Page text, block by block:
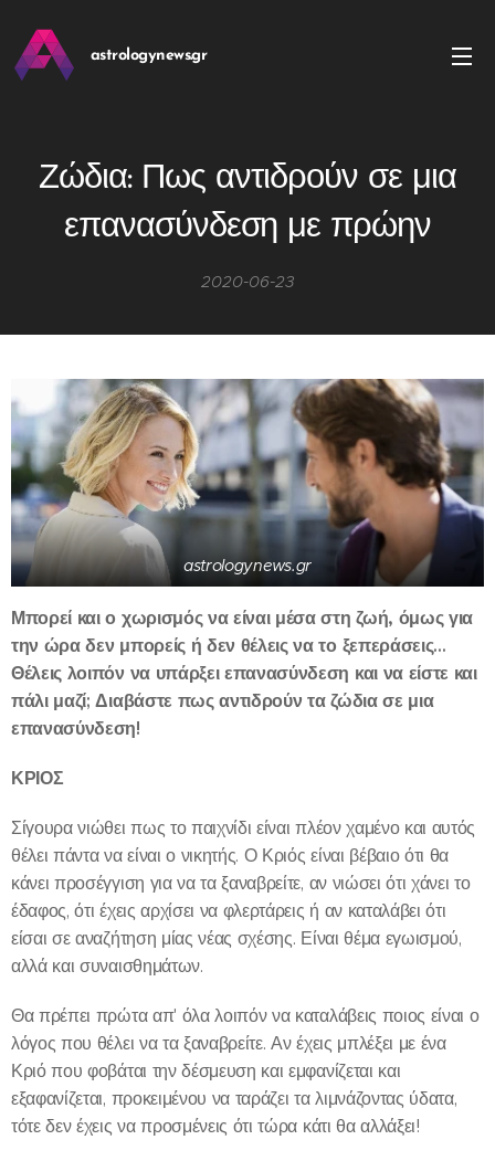
astrologynews.gr
Ζώδια: Πως αντιδρούν σε μια
επανασύνδεση με πρώην
2020-06-23
astrologynews.gr
Μπορεί και ο χωρισμός να είναι μέσα στη ζωή, όμως για
την ώρα δεν μπορείς ή δεν θέλεις να το ξεπεράσεις...
Θέλεις λοιπόν να υπάρξει επανασύνδεση και να είστε και
πάλι μαζί; Διαβάστε πως αντιδρούν τα ζώδια σε μια
επανασύνδεση!
ΚΡΙΟΣ
Σίγουρα νιώθει πως το παιχνίδι είναι πλέον χαμένο και αυτός
θέλει πάντα να είναι ο νικητής. Ο Κριός είναι βέβαιο ότι θα
κάνει προσέγγιση για να τα ξαναβρείτε, αν νιώσει ότι χάνει το
έδαφος, ότι έχεις αρχίσει να φλερτάρεις ή αν καταλάβει ότι
είσαι σε αναζήτηση μίας νέας σχέσης. Είναι θέμα εγωισμού,
αλλά και συναισθημάτων.
Θα πρέπει πρώτα απ' όλα λοιπόν να καταλάβεις ποιος είναι ο
λόγος που θέλει να τα ξαναβρείτε. Αν έχεις μπλέξει με ένα
Κριό που φοβάται την δέσμευση και εμφανίζεται και
εξαφανίζεται, προκειμένου να ταράζει τα λιμνάζοντας ύδατα,
τότε δεν έχεις να προσμένεις ότι τώρα κάτι θα αλλάξει!